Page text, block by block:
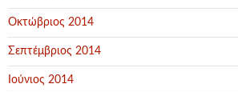
Οκτώβριος 2014
Σεπτέμβριος 2014
Ιούνιος 2014